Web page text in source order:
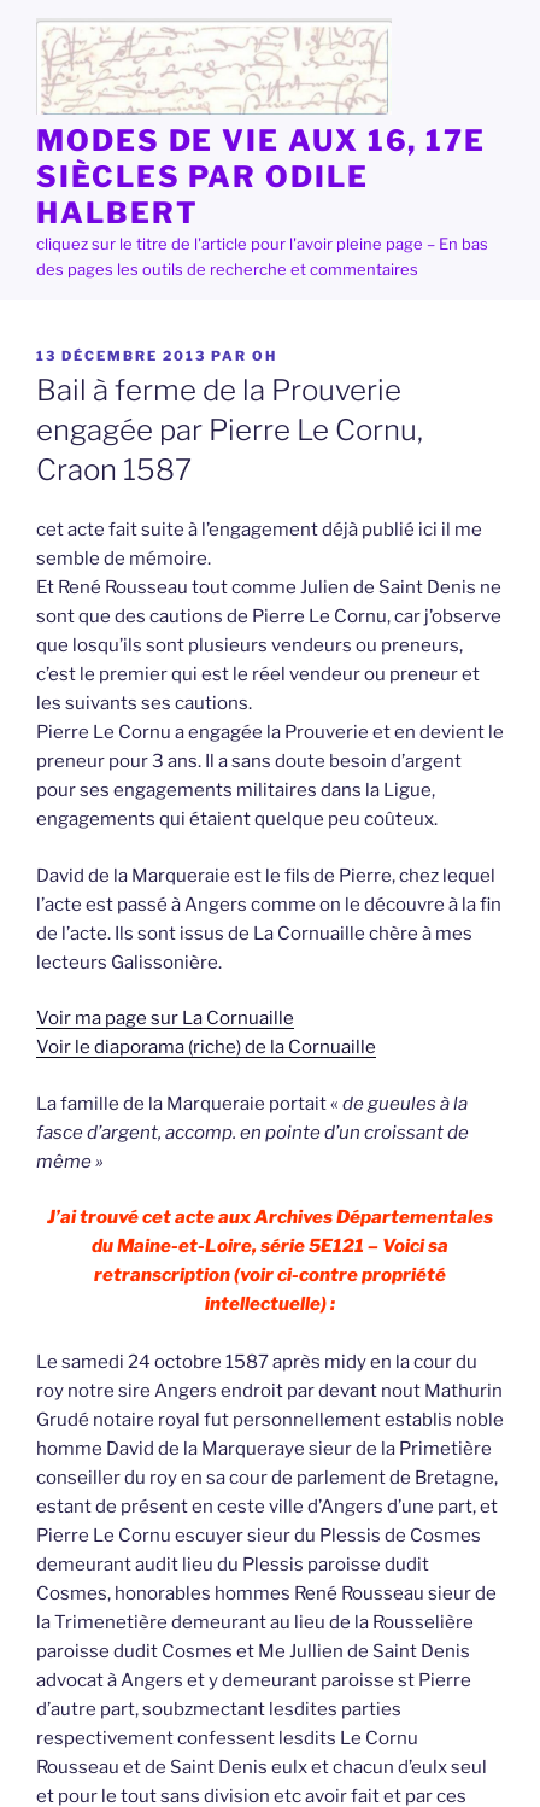
contenu
principal
MODES DE VIE AUX 16, 17E
SIÈCLES PAR ODILE
HALBERT
cliquez sur le titre de l'article pour l'avoir pleine page – En bas
des pages les outils de recherche et commentaires
PUBLIÉ
LE
13 DÉCEMBRE 2013 PAR OH
Bail à ferme de la Prouverie
engagée par Pierre Le Cornu,
Craon 1587
cet acte fait suite à l’engagement déjà publié ici il me
semble de mémoire.
Et René Rousseau tout comme Julien de Saint Denis ne
sont que des cautions de Pierre Le Cornu, car j’observe
que losqu’ils sont plusieurs vendeurs ou preneurs,
c’est le premier qui est le réel vendeur ou preneur et
les suivants ses cautions.
Pierre Le Cornu a engagée la Prouverie et en devient le
preneur pour 3 ans. Il a sans doute besoin d’argent
pour ses engagements militaires dans la Ligue,
engagements qui étaient quelque peu coûteux.
David de la Marqueraie est le fils de Pierre, chez lequel
l’acte est passé à Angers comme on le découvre à la fin
de l’acte. Ils sont issus de La Cornuaille chère à mes
lecteurs Galissonière.
Voir ma page sur La Cornuaille
Voir le diaporama (riche) de la Cornuaille
La famille de la Marqueraie portait « de gueules à la
fasce d’argent, accomp. en pointe d’un croissant de
même »
J’ai trouvé cet acte aux Archives Départementales
du Maine-et-Loire, série 5E121 – Voici sa
retranscription (voir ci-contre propriété
intellectuelle) :
Le samedi 24 octobre 1587 après midy en la cour du
roy notre sire Angers endroit par devant nout Mathurin
Grudé notaire royal fut personnellement establis noble
homme David de la Marqueraye sieur de la Primetière
conseiller du roy en sa cour de parlement de Bretagne,
estant de présent en ceste ville d’Angers d’une part, et
Pierre Le Cornu escuyer sieur du Plessis de Cosmes
demeurant audit lieu du Plessis paroisse dudit
Cosmes, honorables hommes René Rousseau sieur de
la Trimenetière demeurant au lieu de la Rousselière
paroisse dudit Cosmes et Me Jullien de Saint Denis
advocat à Angers et y demeurant paroisse st Pierre
d’autre part, soubzmectant lesdites parties
respectivement confessent lesdits Le Cornu
Rousseau et de Saint Denis eulx et chacun d’eulx seul
et pour le tout sans division etc avoir fait et par ces